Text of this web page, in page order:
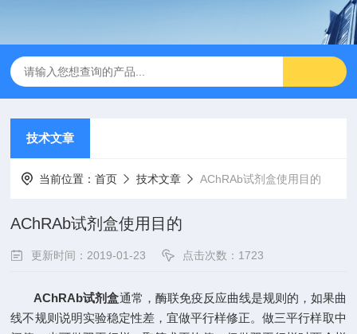
技术文章
当前位置：首页 技术文章 AChRAb试剂盒使用目的
AChRAb试剂盒使用目的
更新时间：2019-01-23 点击次数：1723
AChRAb试剂盒通常，酶联免疫反应曲线是规则的，如果曲
线不规则说明实验稳定性差，宜做平行样修正。做三平行样取中